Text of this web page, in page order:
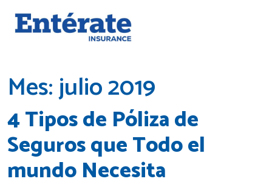
Mes:julio 2019
4 Tipos de Póliza de
Seguros que Todo el
mundo Necesita